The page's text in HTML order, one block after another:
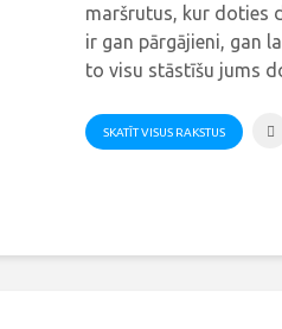
maršrutus, kur doties
ir gan pārgājieni, gan
to visu stāstīšu jums
SKATĪT VISUS RAKSTUS